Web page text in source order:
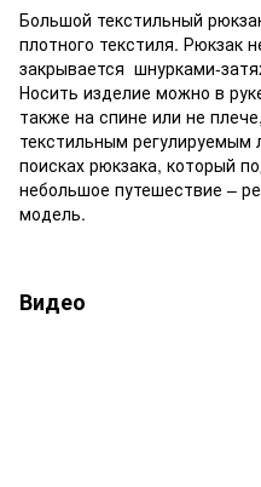
Большой текстильный
плотного текстиля. Рюкзак
закрывается шнурками-
Носить изделие можно в
также на спине или не
текстильным
поисках рюкзака, который
небольшое путешествие –
модель.
Видео